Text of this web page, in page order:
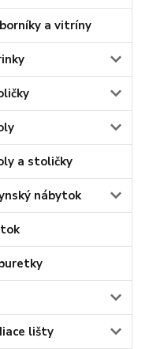
a vitríny
a stoličky
nábytok
lišty